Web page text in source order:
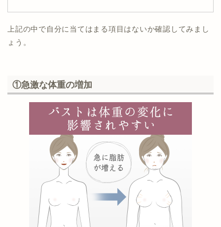
上記の中で自分に当てはまる項目はないか確認してみまし
ょう。
①急激な体重の増加